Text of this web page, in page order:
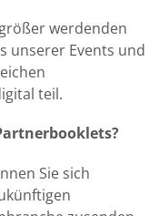
werdenden
unserer Events und
teil.
Sie sich